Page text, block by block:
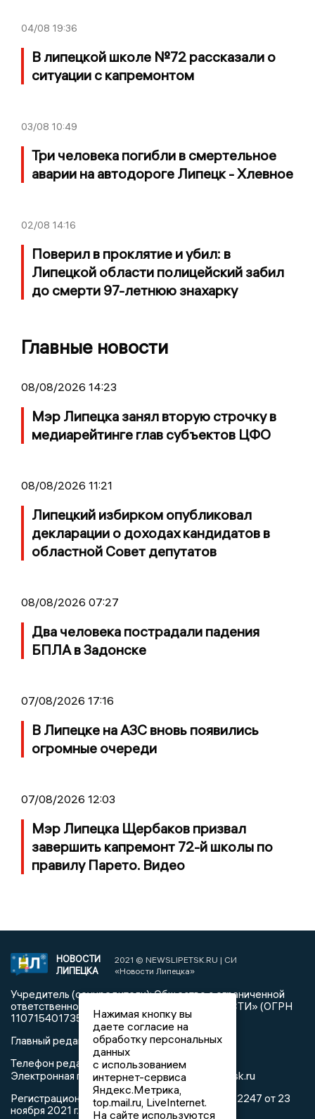
04/08 19:36
В липецкой школе №72 рассказали о
ситуации с капремонтом
03/08 10:49
Три человека погибли в смертельное
аварии на автодороге Липецк - Хлевное
02/08 14:16
Поверил в проклятие и убил: в
Липецкой области полицейский забил
до смерти 97-летнюю знахарку
Главные новости
08/08/2026 14:23
Мэр Липецка занял вторую строчку в
медиарейтинге глав субъектов ЦФО
08/08/2026 11:21
Липецкий избирком опубликовал
декларации о доходах кандидатов в
областной Совет депутатов
08/08/2026 07:27
Два человека пострадали падения
БПЛА в Задонске
07/08/2026 17:16
В Липецке на АЗС вновь появились
огромные очереди
07/08/2026 12:03
Мэр Липецка Щербаков призвал
завершить капремонт 72-й школы по
правилу Парето. Видео
НОВОСТИ
ЛИПЕЦКА
2021 © NEWSLIPETSK.RU | СИ
«Новости Липецка»
Учредитель (соучредители): Общество с ограниченной
ответственностью «РЕГИОНАЛЬНЫЕ НОВОСТИ» (ОГРН
1107154017354)
Главный редактор: Герцог Е.Г.
Телефон редакции: +7 903 699 9427
Электронная почта редакции:info@newslipetsk.ru
Регистрационный номер: серия Эл № ФС77-82247 от 23
ноября 2021 г. согласно выписке из реестра
Нажимая кнопку вы
даете согласие на
обработку персональных
данных
с использованием
интернет-сервиса
Яндекс.Метрика,
top.mail.ru, LiveInternet.
На сайте используются